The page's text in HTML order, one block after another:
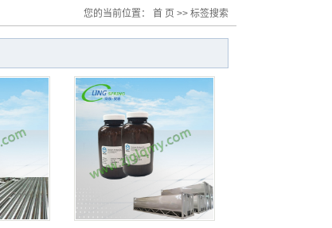
您的当前位置： 首 页 >> 标签搜索